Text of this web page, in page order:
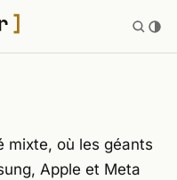
mixte, où les géants
Apple et Meta